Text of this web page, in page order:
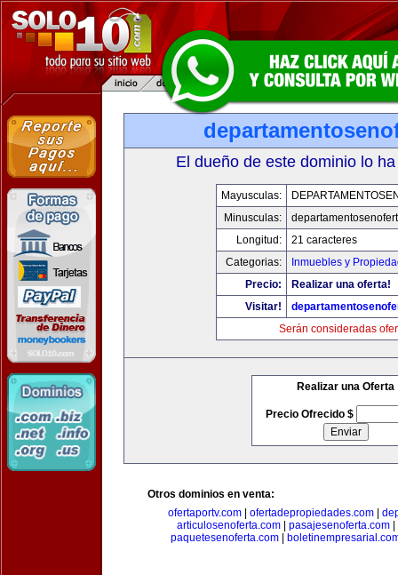
El dueño de este dominio lo
Mayusculas:
Minusculas:
Longitud:
21 caracteres
Categorias:
Inmuebles y
Precio:
Realizar una oferta!
Visitar!
Serán consideradas
Realizar una Oferta
Precio Ofrecido $
Otros dominios en venta:
ofertaportv.com
ofertadepropiedades.com
articulosenoferta.com
pasajesenoferta.com
paquetesenoferta.com|